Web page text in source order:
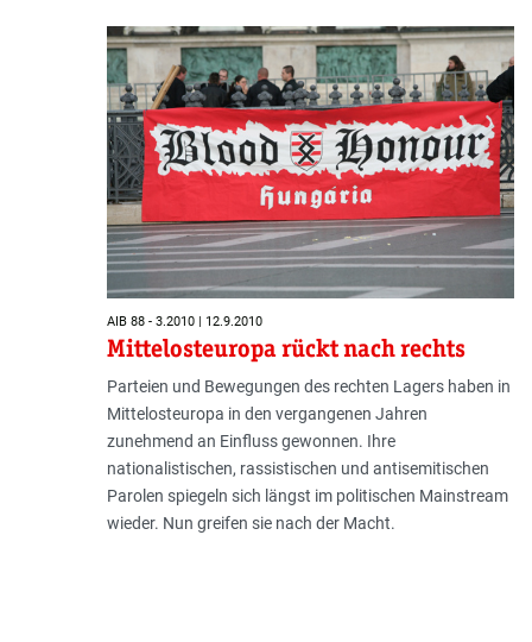
AIB 88 - 3.2010 | 12.9.2010
Mittelosteuropa rückt nach rechts
Parteien und Bewegungen des rechten Lagers haben in
Mittelosteuropa in den vergangenen Jahren
zunehmend an Einfluss gewonnen. Ihre
nationalistischen, rassistischen und antisemitischen
Parolen spiegeln sich längst im politischen Mainstream
wieder. Nun greifen sie nach der Macht.